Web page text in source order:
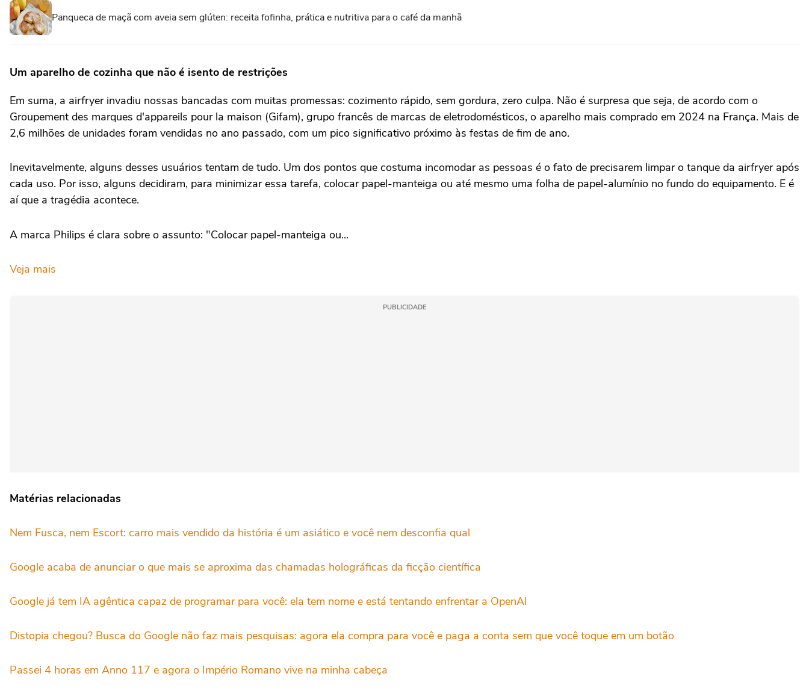
Panqueca de maçã com aveia sem glúten: receita fofinha, prática e nutritiva para o café da manhã
Um aparelho de cozinha que não é isento de restrições
Em suma, a airfryer invadiu nossas bancadas com muitas promessas: cozimento rápido, sem gordura, zero culpa. Não é surpresa que seja, de acordo com o
Groupement des marques d'appareils pour la maison (Gifam), grupo francês de marcas de eletrodomésticos, o aparelho mais comprado em 2024 na França. Mais de
2,6 milhões de unidades foram vendidas no ano passado, com um pico significativo próximo às festas de fim de ano.
Inevitavelmente, alguns desses usuários tentam de tudo. Um dos pontos que costuma incomodar as pessoas é o fato de precisarem limpar o tanque da airfryer após
cada uso. Por isso, alguns decidiram, para minimizar essa tarefa, colocar papel-manteiga ou até mesmo uma folha de papel-alumínio no fundo do equipamento. E é
aí que a tragédia acontece.
A marca Philips é clara sobre o assunto: "Colocar papel-manteiga ou...
Veja mais
PUBLICIDADE
Matérias relacionadas
Nem Fusca, nem Escort: carro mais vendido da história é um asiático e você nem desconfia qual
Google acaba de anunciar o que mais se aproxima das chamadas holográficas da ficção científica
Google já tem IA agêntica capaz de programar para você: ela tem nome e está tentando enfrentar a OpenAI
Distopia chegou? Busca do Google não faz mais pesquisas: agora ela compra para você e paga a conta sem que você toque em um botão
Passei 4 horas em Anno 117 e agora o Império Romano vive na minha cabeça